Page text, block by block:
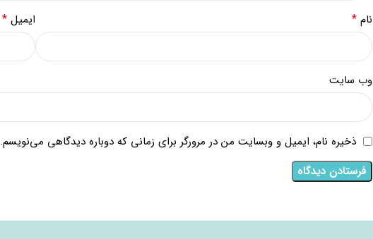
نام* ایمیل *
وب‌ سایت
ذخیره نام، ایمیل و وبسایت من در مرورگر برای زمانی که دوباره دیدگاهی می‌نویسم.